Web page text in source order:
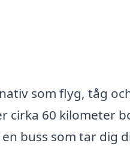
som flyg, tåg
cirka 60 kilometer
buss som tar dig